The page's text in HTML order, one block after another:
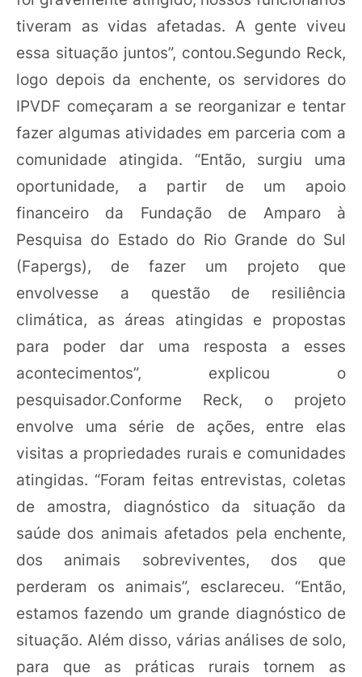
tiveram as vidas afetadas. A gente viveu
essa situação juntos”, contou.Segundo Reck,
logo depois da enchente, os servidores do
IPVDF começaram a se reorganizar e tentar
fazer algumas atividades em parceria com a
comunidade atingida. “Então, surgiu uma
oportunidade, a partir de um apoio
financeiro da Fundação de Amparo à
Pesquisa do Estado do Rio Grande do Sul
(Fapergs), de fazer um projeto que
envolvesse a questão de resiliência
climática, as áreas atingidas e propostas
para poder dar uma resposta a esses
acontecimentos”, explicou o
pesquisador.Conforme Reck, o projeto
envolve uma série de ações, entre elas
visitas a propriedades rurais e comunidades
atingidas. “Foram feitas entrevistas, coletas
de amostra, diagnóstico da situação da
saúde dos animais afetados pela enchente,
dos animais sobreviventes, dos que
perderam os animais”, esclareceu. “Então,
estamos fazendo um grande diagnóstico de
situação. Além disso, várias análises de solo,
para que as práticas rurais tornem as